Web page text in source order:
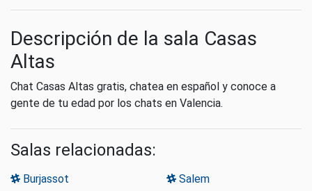
Descripción de la sala Casas
Altas
Chat Casas Altas gratis, chatea en español y conoce a
gente de tu edad por los chats en Valencia.
Salas relacionadas:
Burjassot Salem